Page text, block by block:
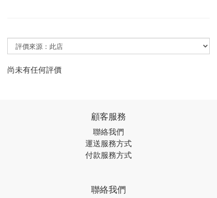
尚未有任何評價
顧客服務
聯絡我們
運送服務方式
付款服務方式
聯絡我們